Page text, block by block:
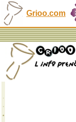
Grioo.com